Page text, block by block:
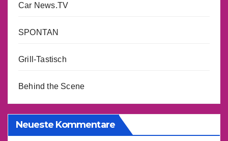
Car News.TV
SPONTAN
Grill-Tastisch
Behind the Scene
Neueste Kommentare